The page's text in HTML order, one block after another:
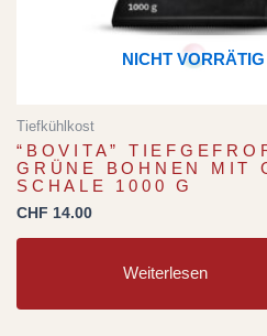
NICHT VORRÄTIG
Tiefkühlkost
“BOVITA”
GRÜNE BOHNEN MIT
SCHALE 1000 G
CHF 14.00
Weiterlesen